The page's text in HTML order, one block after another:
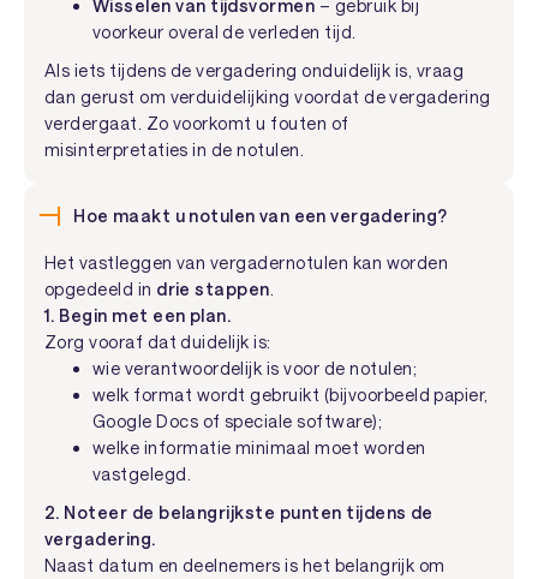
Wisselen van tijdsvormen – gebruik bij
voorkeur overal de verleden tijd.
Als iets tijdens de vergadering onduidelijk is, vraag
dan gerust om verduidelijking voordat de vergadering
verdergaat. Zo voorkomt u fouten of
misinterpretaties in de notulen.
Hoe maakt u notulen van een vergadering?
Het vastleggen van vergadernotulen kan worden
opgedeeld in drie stappen
1. Begin met een plan.
Zorg vooraf dat duidelijk is:
wie verantwoordelijk is voor de notulen;
welk format wordt gebruikt (bijvoorbeeld papier,
Google Docs of speciale software);
welke informatie minimaal moet worden
vastgelegd.
2. Noteer de belangrijkste punten tijdens de
vergadering.
Naast datum en deelnemers is het belangrijk om